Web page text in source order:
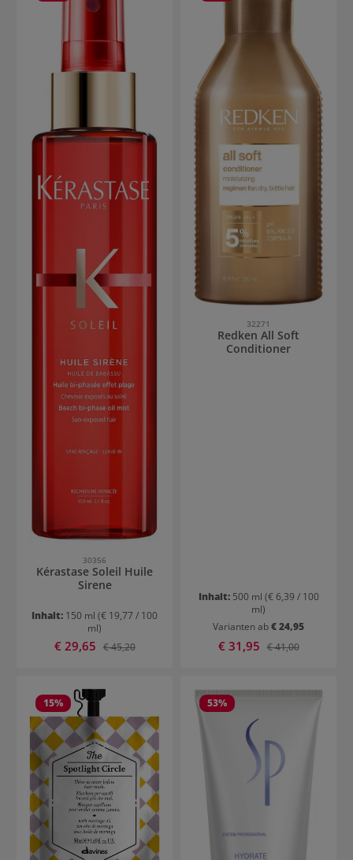
30356
Kérastase Soleil Huile
Sirene
Inhalt: 150 ml (€ 19,77 / 100
ml)
Verkaufspreis:
€ 29,65 Regulärer Preis:
€ 45,20
32271
Redken All Soft
Conditioner
Inhalt: 500 ml (€ 6,39 / 100
ml)
Varianten ab€ 24,95
Verkaufspreis:
€ 31,95 Regulärer Preis:
€ 41,00
15% 53%